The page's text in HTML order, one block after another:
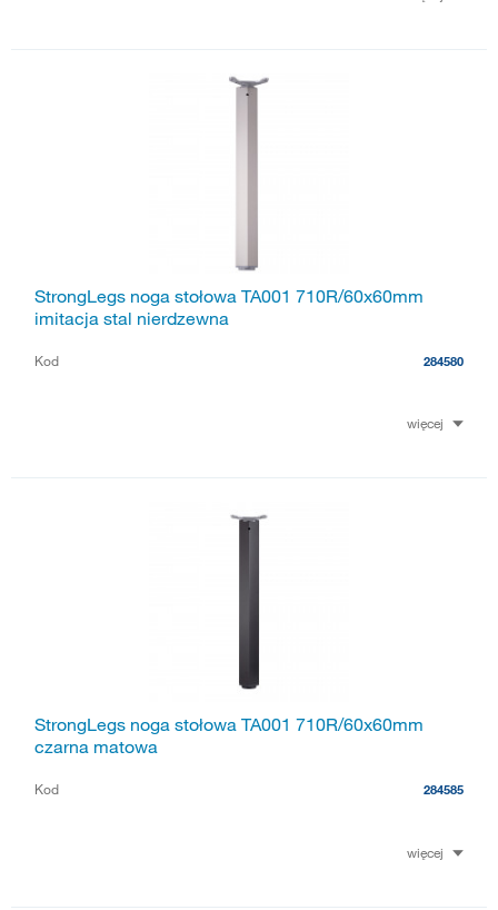
StrongLegs noga stołowa TA001 710R/60x60mm
imitacja stal nierdzewna
Kod 284580
więcej
StrongLegs noga stołowa TA001 710R/60x60mm
czarna matowa
Kod 284585
więcej